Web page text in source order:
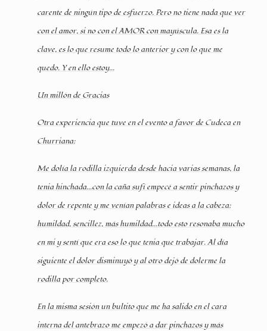
carente de ningún tipo de esfuerzo. Pero no tiene nada que ver
con el amor, si no con el AMOR con mayúscula. Esa es la
clave, es lo que resume todo lo anterior y con lo que me
quedo. Y en ello estoy...
Un millón de Gracias
Otra experiencia que tuve en el evento a favor de Cudeca en
Churriana:
Me dolía la rodilla izquierda desde hacia varias semanas, la
tenia hinchada...con la caña sufí empecé a sentir pinchazos y
dolor de repente y me venían palabras e ideas a la cabeza:
humildad, sencillez, más humildad...todo esto resonaba mucho
en mi y sentí que era eso lo que tenia que trabajar. Al día
siguiente el dolor disminuyó y al otro dejó de dolerme la
rodilla por completo.
En la misma sesión un bultito que me ha salido en el cara
interna del antebrazo me empezó a dar pinchazos y más